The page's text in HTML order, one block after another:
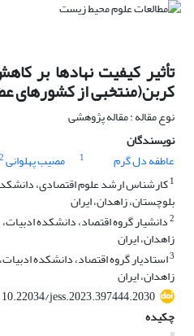
تأثیر کیفیت نهادها بر
کربن(منتخبی از کشورهای
نوع مقاله : مقاله پژوهشی
نویسندگان
عاطفه دل گرم
1 مصیب پهلوانی2
1کارشناس ارشد علوم اقتصادی،
بلوچستان، زاهدان، ایران
2دانشیار گروه اقتصاد، دانشکده
زاهدان، ایران
3استادیار گروه اقتصاد، دانشکده
زاهدان، ایران
10.22034/jess.2023.397444.2030
چکیده